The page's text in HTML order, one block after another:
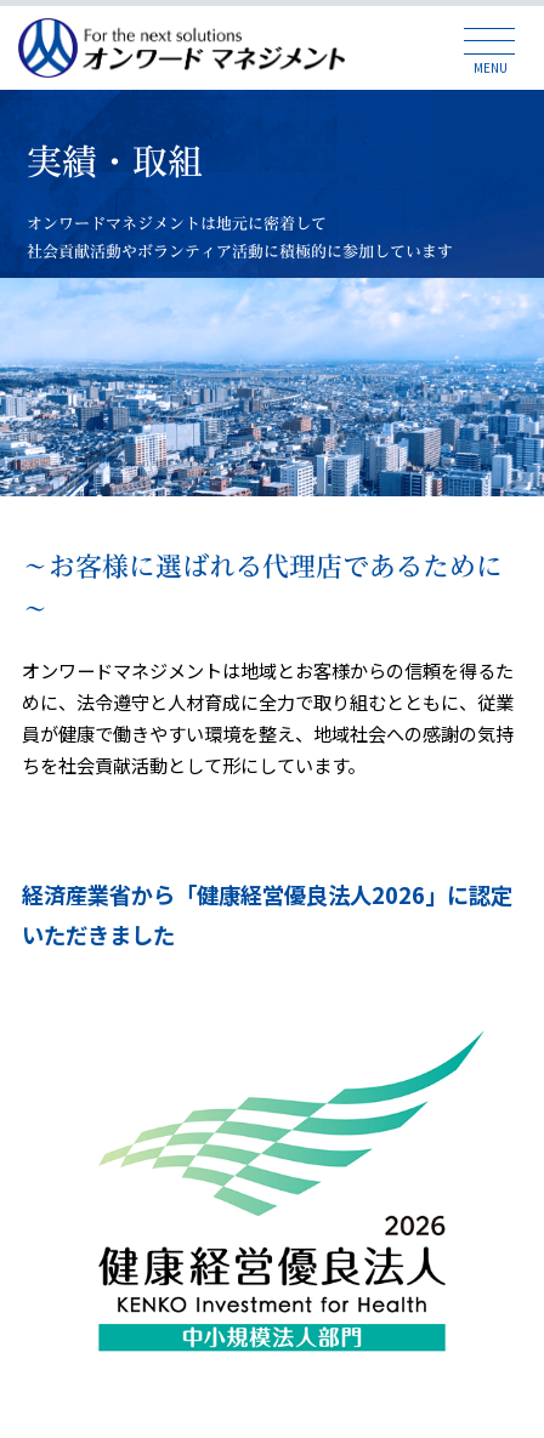
MENU
実績・取組
オンワードマネジメントは地元に密着して
社会貢献活動やボランティア活動に積極的に参加しています
～お客様に選ばれる代理店であるために
～
オンワードマネジメントは地域とお客様からの信頼を得るた
めに、法令遵守と人材育成に全力で取り組むとともに、従業
員が健康で働きやすい環境を整え、地域社会への感謝の気持
ちを社会貢献活動として形にしています。
経済産業省から「健康経営優良法人2026」に認定
いただきました